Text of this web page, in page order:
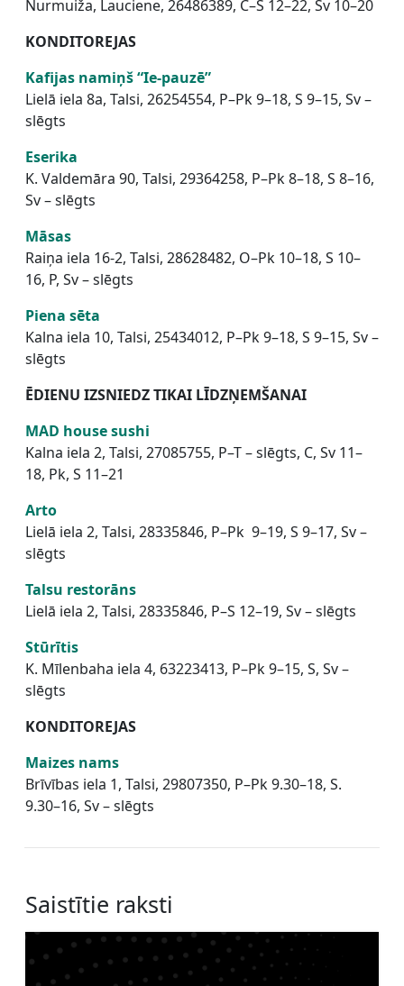
Nurmuiža, Lauciene, 26486389, C–S 12–22, Sv 10–20
KONDITOREJAS
Kafijas namiņš “Ie-pauzē”
Lielā iela 8a, Talsi, 26254554, P–Pk 9–18, S 9–15, Sv –
slēgts
Eserika
K. Valdemāra 90, Talsi, 29364258, P–Pk 8–18, S 8–16,
Sv – slēgts
Māsas
Raiņa iela 16-2, Talsi, 28628482, O–Pk 10–18, S 10–
16, P, Sv – slēgts
Piena sēta
Kalna iela 10, Talsi, 25434012, P–Pk 9–18, S 9–15, Sv –
slēgts
ĒDIENU IZSNIEDZ TIKAI LĪDZŅEMŠANAI
MAD house sushi
Kalna iela 2, Talsi, 27085755, P–T – slēgts, C, Sv 11–
18, Pk, S 11–21
Arto
Lielā iela 2, Talsi, 28335846, P–Pk 9–19, S 9–17, Sv –
slēgts
Talsu restorāns
Lielā iela 2, Talsi, 28335846, P–S 12–19, Sv – slēgts
Stūrītis
K. Mīlenbaha iela 4, 63223413, P–Pk 9–15, S, Sv –
slēgts
KONDITOREJAS
Maizes nams
Brīvības iela 1, Talsi, 29807350, P–Pk 9.30–18, S.
9.30–16, Sv – slēgts
Saistītie raksti